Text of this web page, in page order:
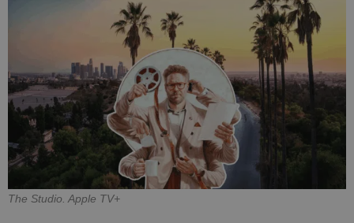
The Studio. Apple TV+